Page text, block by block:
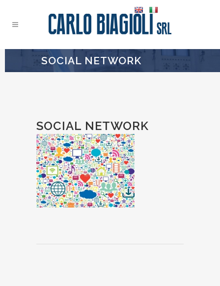
SOCIAL NETWORK
SOCIAL NETWORK